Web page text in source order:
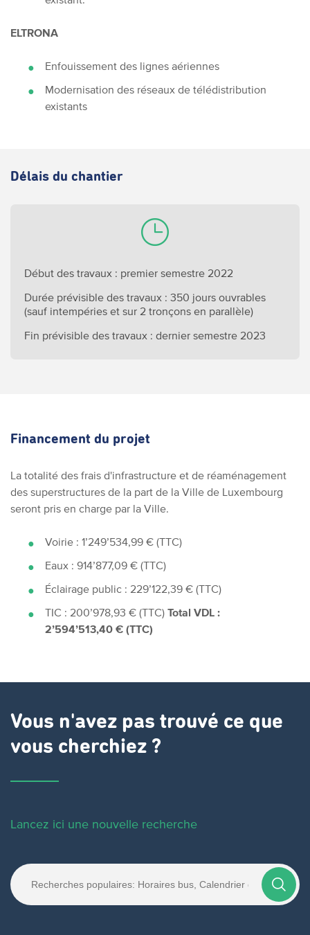
ELTRONA
Enfouissement des lignes aériennes
Modernisation des réseaux de télédistribution
existants
Délais du chantier
Début des travaux : premier semestre 2022
Durée prévisible des travaux : 350 jours ouvrables
(sauf intempéries et sur 2 tronçons en parallèle)
Fin prévisible des travaux : dernier semestre 2023
Financement du projet
La totalité des frais d'infrastructure et de réaménagement
des superstructures de la part de la Ville de Luxembourg
seront pris en charge par la Ville.
Voirie : 1’249’534,99 € (TTC)
Eaux : 914’877,09 € (TTC)
Éclairage public : 229’122,39 € (TTC)
TIC : 200’978,93 € (TTC) Total VDL :
2’594’513,40 € (TTC)
Vous n'avez pas trouvé ce que
vous cherchiez ?
Lancez ici une nouvelle recherche